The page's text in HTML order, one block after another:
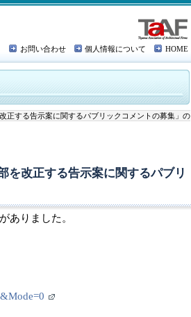
お問い合わせ 個人情報について HOME
正する告示案に関するパブリックコメントの募集」の
を改正する告示案に関するパブリ
ありました。